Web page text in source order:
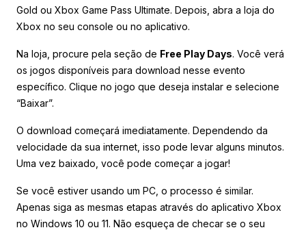
Gold ou Xbox Game Pass Ultimate. Depois, abra a loja do
Xbox no seu console ou no aplicativo.
Na loja, procure pela seção de Free Play Days. Você verá
os jogos disponíveis para download nesse evento
específico. Clique no jogo que deseja instalar e selecione
“Baixar”.
O download começará imediatamente. Dependendo da
velocidade da sua internet, isso pode levar alguns minutos.
Uma vez baixado, você pode começar a jogar!
Se você estiver usando um PC, o processo é similar.
Apenas siga as mesmas etapas através do aplicativo Xbox
no Windows 10 ou 11. Não esqueça de checar se o seu